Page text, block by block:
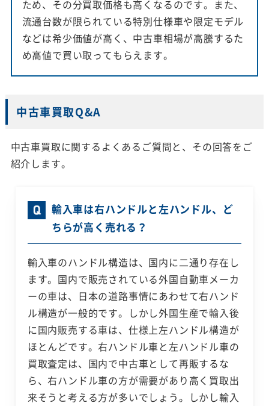
ため、その分買取価格も高くなるのです。また、
流通台数が限られている特別仕様車や限定モデル
などは希少価値が高く、中古車相場が高騰するた
め高値で買い取ってもらえます。
中古車買取Q&A
中古車買取に関するよくあるご質問と、その回答をご
紹介します。
輸入車は右ハンドルと左ハンドル、ど
ちらが高く売れる？
輸入車のハンドル構造は、国内に二通り存在し
ます。国内で販売されている外国自動車メーカ
ーの車は、日本の道路事情にあわせて右ハンド
ル構造が一般的です。しかし外国生産で輸入後
に国内販売する車は、仕様上左ハンドル構造が
ほとんどです。右ハンドル車と左ハンドル車の
買取査定は、国内で中古車として再販するな
ら、右ハンドル車の方が需要があり高く買取出
来そうと考える方が多いでしょう。しかし輸入